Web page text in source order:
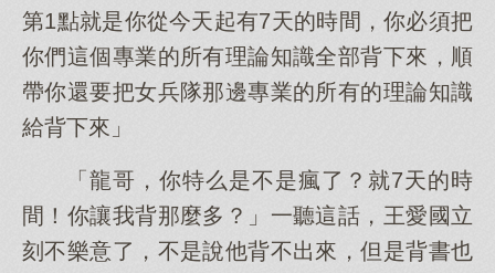
第1點就是你從今天起有7天的時間，你必須把
你們這個專業的所有理論知識全部背下來，順
帶你還要把女兵隊那邊專業的所有的理論知識
給背下來」
「龍哥，你特么是不是瘋了？就7天的時
間！你讓我背那麼多？」一聽這話，王愛國立
刻不樂意了，不是說他背不出來，但是背書也